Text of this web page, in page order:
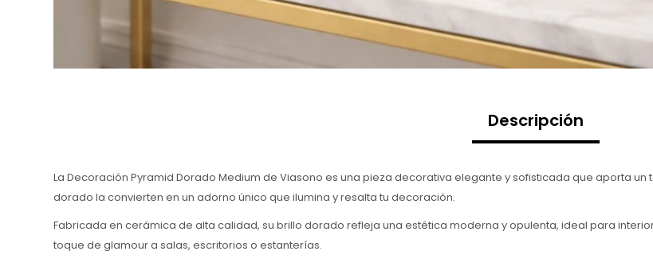
Descripción
La Decoración Pyramid Dorado Medium de Viasono es una pieza decorativa elegante y sofisticada que aporta
dorado la convierten en un adorno único que ilumina y resalta tu decoración.
Fabricada en cerámica de alta calidad, su brillo dorado refleja una estética moderna y opulenta, ideal para
toque de glamour a salas, escritorios o estanterías.